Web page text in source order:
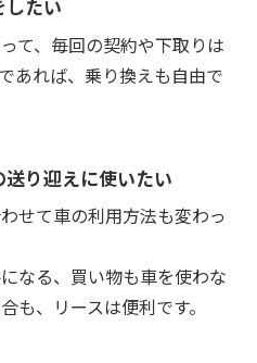
たい
て、毎回の契約や下取りは
あれば、乗り換えも自由で
り迎えに使いたい
せて車の利用方法も変わっ
なる、買い物も車を使わな
も、リースは便利です。